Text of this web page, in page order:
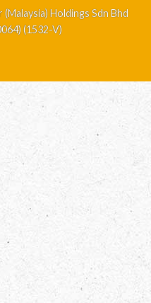
Holdings Sdn Bhd
(1532-V)